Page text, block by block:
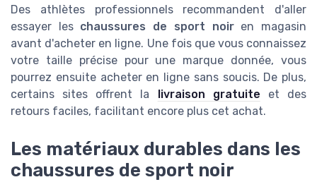
Des athlètes professionnels recommandent d'aller
essayer les chaussures de sport noiren magasin
avant d'acheter en ligne. Une fois que vous connaissez
votre taille précise pour une marque donnée, vous
pourrez ensuite acheter en ligne sans soucis. De plus,
certains sites offrent la livraison gratuite et des
retours faciles, facilitant encore plus cet achat.
Les matériaux durables dans les
chaussures de sport noir